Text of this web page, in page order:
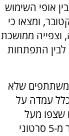
אופי השימוש
בשבוע שלאחר ה-7 באוקטובר, ומצאו כי
וצפייה ממושכת
בחדשות בשבוע הראשון שלאחר ה-7.10 לבין התפתחות
משתתפים שלא
כלל עמדה על
שצפו מעל
בחדשות מעל 8 שעות ביום ונחשפו ליותר מ-5 סרטוני